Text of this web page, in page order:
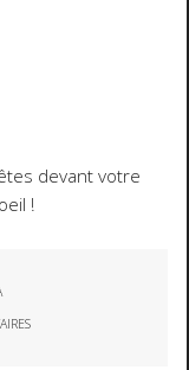
devant votre
!